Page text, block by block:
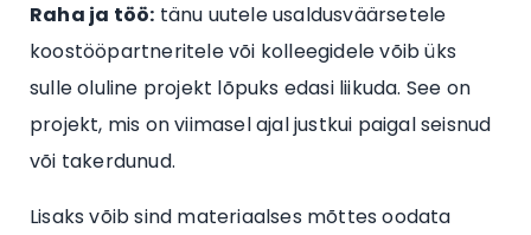
Raha ja töö: tänu uutele usaldusväärsetele
koostööpartneritele või kolleegidele võib üks
sulle oluline projekt lõpuks edasi liikuda. See on
projekt, mis on viimasel ajal justkui paigal seisnud
või takerdunud.
Lisaks võib sind materiaalses mõttes oodata